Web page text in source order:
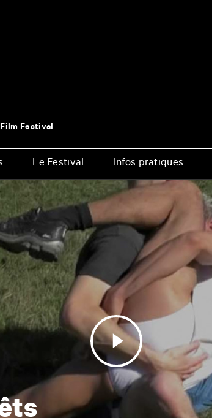
Festival
Le Festival Infos pratiques